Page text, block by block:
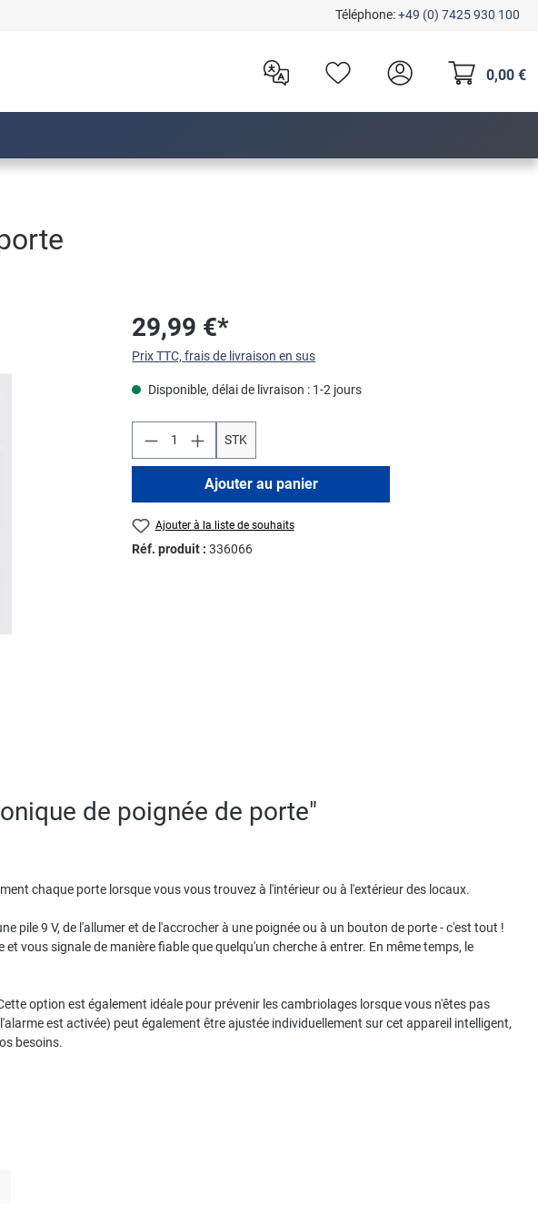
Téléphone:+49 (0) 7425 930 100
0,00 €
29,99 €*
Prix TTC, frais de livraison en sus
Disponible, délai de livraison : 1-2 jours
STK
Ajouter au panier
Ajouter à la liste de souhaits
Réf. produit :336066
de poignée de porte"
chaque porte lorsque vous vous trouvez à l'intérieur ou à l'extérieur des locaux.
pile 9 V, de l'allumer et de l'accrocher à une poignée ou à un bouton de porte - c'est tout !
vous signale de manière fiable que quelqu'un cherche à entrer. En même temps, le
option est également idéale pour prévenir les cambriolages lorsque vous n'êtes pas
est activée) peut également être ajustée individuellement sur cet appareil intelligent,
besoins.